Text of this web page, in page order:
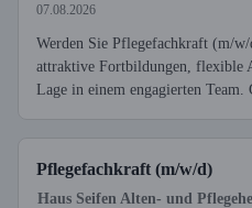
07.08.2026
Werden Sie Pflegefachkraft (m/
attraktive Fortbildungen, flexible
Lage in einem engagierten
Pflegefachkraft (m/w/d)
Haus Seifen Alten- und